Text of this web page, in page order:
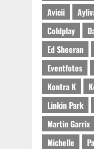
Avicii
Coldplay
Ed Sheeran
Eventfotos
Kontra K
Linkin Park
Martin Garrix
Michelle